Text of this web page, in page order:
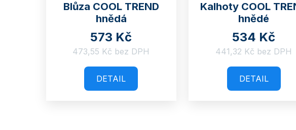
Blůza COOL TREND
hnědá
573 Kč
473,55 Kč bez DPH
DETAIL
Kalhoty COOL
hnědé
534 Kč
441,32 Kč bez DPH
DETAIL